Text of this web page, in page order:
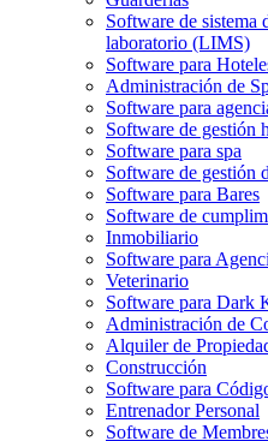
Software de sistema
laboratorio (LIMS)
Software para
Administración de
Software para
Software de gestión
Software para spa
Software de gestión
Software para Bares
Software de
Inmobiliario
Software para
Veterinario
Software para Dark
Administración de
Alquiler de
Construcción
Software para
Entrenador Personal
Software de